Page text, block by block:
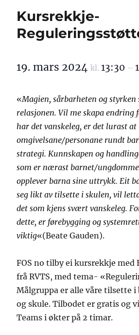
Kursrekkje-
19. mars 2024kl.13:30 –
«Magien, sårbarheten og styrken
relasjonen. Vil me skapa endring
har det vanskeleg, er det lurast at
omgivelsane/personane rundt
strategi. Kunnskapen og
som er nærast barnet/
opplever barna sine uttrykk. Eit
seg likt av tilsette i skulen, vil
det som kjens svært vanskeleg.
dette, er førebygging og
viktig«(Beate Gauden).
FOS no tilby ei kursrekkje med
frå RVTS, med tema-
Målgruppa er alle våre tilsette i
og skule. Tilbodet er gratis og
Teams i økter på 2 timar.